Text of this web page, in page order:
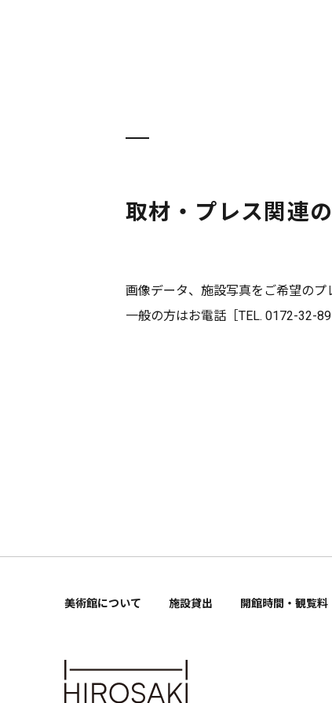
取材・プレス関連の
画像データ、施設写真をご希望のプ
一般の方はお電話［TEL. 0172-32-
美術館について 施設貸出 開館時間・観覧料